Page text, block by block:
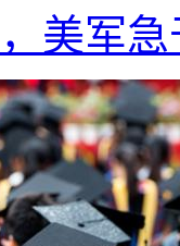
美军